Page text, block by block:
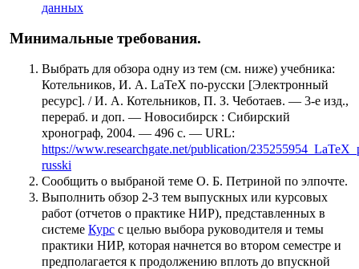
данных
Минимальные требования.
Выбрать для обзора одну из тем (см. ниже) учебника:
Котельников, И. А. LaTeX по-русски [Электронный
ресурс]. / И. А. Котельников, П. З. Чеботаев. — 3-е изд.,
перераб. и доп. — Новосибирск : Сибирский
хронограф, 2004. — 496 с. — URL:
https://www.researchgate.net/publication/
russki
Сообщить о выбраной теме О. Б. Петриной по элпочте.
Выполнить обзор 2-3 тем выпускных или курсовых
работ (отчетов о практике НИР), представленных в
системе Курс с целью выбора руководителя и темы
практики НИР, которая начнется во втором семестре и
предполагается к продолжению вплоть до впускной